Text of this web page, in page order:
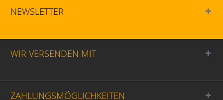
NEWSLETTER
WIR VERSENDEN MIT
ZAHLUNGSMÖGLICHKEITEN